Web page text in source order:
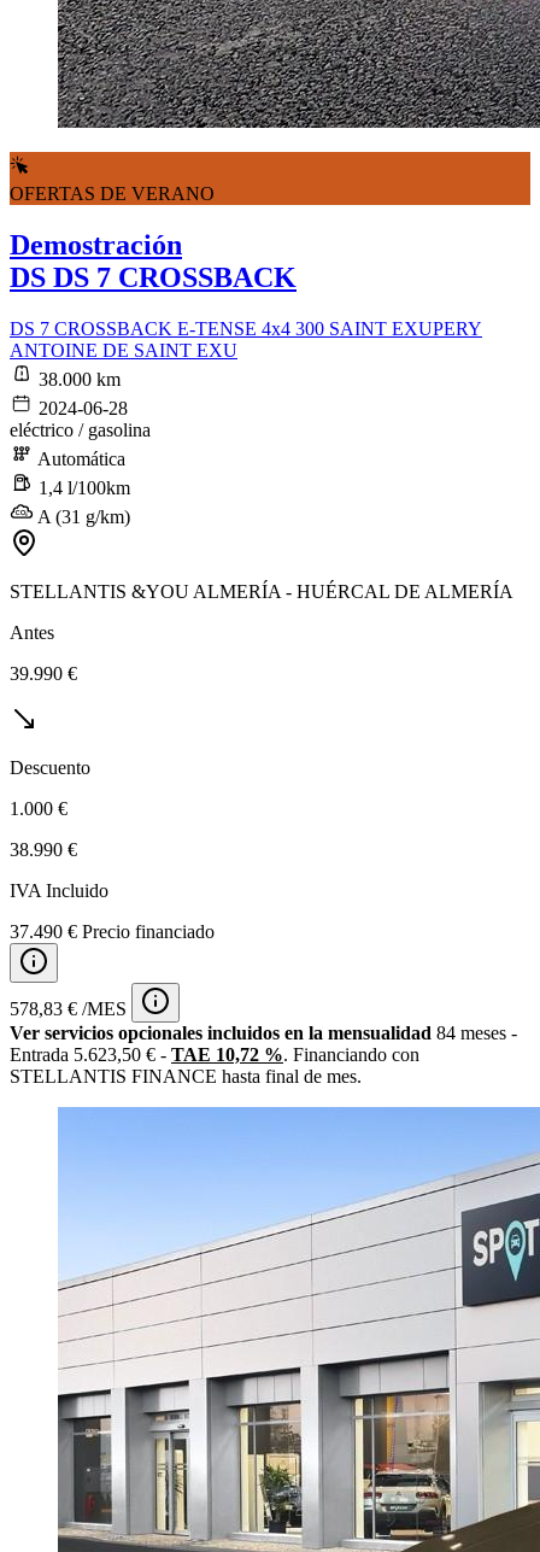
OFERTAS DE VERANO
Demostración
DS DS 7 CROSSBACK
DS 7 CROSSBACK E-TENSE 4x4 300 SAINT EXUPERY
ANTOINE DE SAINT EXU
38.000 km
2024-06-28
eléctrico / gasolina
Automática
1,4 l/100km
A (31 g/km)
STELLANTIS &YOU ALMERÍA - HUÉRCAL DE ALMERÍA
Antes
39.990 €
Descuento
1.000 €
38.990 €
IVA Incluido
37.490 € Precio financiado
578,83 € /MES
Ver servicios opcionales incluidos en la mensualidad 84 meses -
Entrada 5.623,50 € - TAE 10,72 %. Financiando con
STELLANTIS FINANCE hasta final de mes.